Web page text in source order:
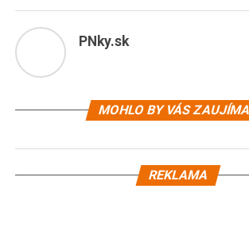
PNky.sk
MOHLO BY VÁS
REKLAMA